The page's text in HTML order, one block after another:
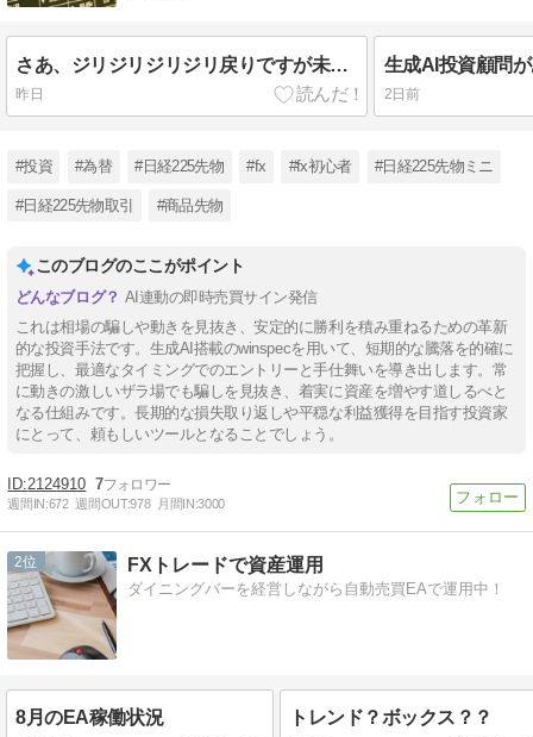
さあ、ジリジリジリジリ戻りですが未だ円高の流れは変わらなさそうです！生成AIでガンガン稼ごう！
昨日 2日前
#投資 #為替 #日経225先物 #fx #fx初心者 #日経225先物ミニ
#日経225先物取引 #商品先物
このブログのここがポイント
AI連動の即時売買サイン発信
これは相場の騙しや動きを見抜き、安定的に勝利を積み重ねるための革新
的な投資手法です。生成AI搭載のwinspecを用いて、短期的な騰落を的確に
把握し、最適なタイミングでのエントリーと手仕舞いを導き出します。常
に動きの激しいザラ場でも騙しを見抜き、着実に資産を増やす道しるべと
なる仕組みです。長期的な損失取り返しや平穏な利益獲得を目指す投資家
にとって、頼もしいツールとなることでしょう。
2124910 7
週間IN:672 週間OUT:978 月間IN:3000
2 FXトレードで資産運用
ダイニングバーを経営しながら自動売買EAで運用中！
8月のEA稼働状況 トレンド？ボックス？？